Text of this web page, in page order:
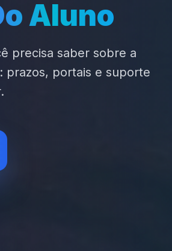
e FIES
financiamento
de até 100%. Use sua